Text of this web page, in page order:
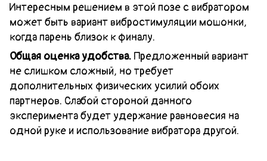
Интересным решением в этой позе с вибратором
может быть вариант вибростимуляции мошонки,
когда парень близок к финалу.
Общая оценка удобства. Предложенный вариант
не слишком сложный, но требует
дополнительных физических усилий обоих
партнеров. Слабой стороной данного
эксперимента будет удержание равновесия на
одной руке и использование вибратора другой.